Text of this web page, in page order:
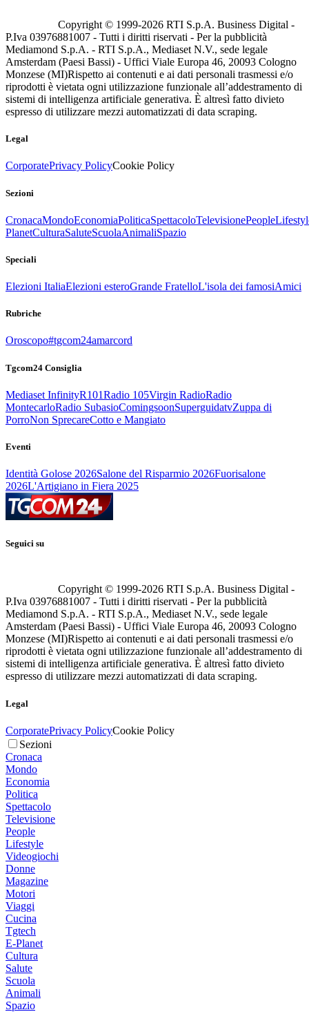
Copyright © 1999-2026 RTI S.p.A. Business Digital -
P.Iva 03976881007 - Tutti i diritti riservati - Per la pubblicità
Mediamond S.p.A. - RTI S.p.A., Mediaset N.V., sede legale
Amsterdam (Paesi Bassi) - Uffici Viale Europa 46, 20093 Cologno
Monzese (MI)Rispetto ai contenuti e ai dati personali trasmessi e/o
riprodotti è vietata ogni utilizzazione funzionale all’addestramento di
sistemi di intelligenza artificiale generativa. È altresì fatto divieto
espresso di utilizzare mezzi automatizzati di data scraping.
Legal
CorporatePrivacy PolicyCookie Policy
Sezioni
CronacaMondoEconomiaPoliticaSpettacoloTelevisionePeople
PlanetCulturaSaluteScuolaAnimaliSpazio
Speciali
Elezioni ItaliaElezioni esteroGrande FratelloL'isola dei famosiAmici
Rubriche
Oroscopo#tgcom24amarcord
Tgcom24 Consiglia
Mediaset InfinityR101Radio 105Virgin RadioRadio
MontecarloRadio SubasioComingsoonSuperguidatvZuppa di
PorroNon SprecareCotto e Mangiato
Eventi
Identità Golose 2026Salone del Risparmio 2026Fuorisalone
2026L'Artigiano in Fiera 2025
Seguici su
Copyright © 1999-2026 RTI S.p.A. Business Digital -
P.Iva 03976881007 - Tutti i diritti riservati - Per la pubblicità
Mediamond S.p.A. - RTI S.p.A., Mediaset N.V., sede legale
Amsterdam (Paesi Bassi) - Uffici Viale Europa 46, 20093 Cologno
Monzese (MI)Rispetto ai contenuti e ai dati personali trasmessi e/o
riprodotti è vietata ogni utilizzazione funzionale all’addestramento di
sistemi di intelligenza artificiale generativa. È altresì fatto divieto
espresso di utilizzare mezzi automatizzati di data scraping.
Legal
CorporatePrivacy PolicyCookie Policy
Sezioni
Cronaca
Mondo
Economia
Politica
Spettacolo
Televisione
People
Lifestyle
Videogiochi
Donne
Magazine
Motori
Viaggi
Cucina
Tgtech
E-Planet
Cultura
Salute
Scuola
Animali
Spazio